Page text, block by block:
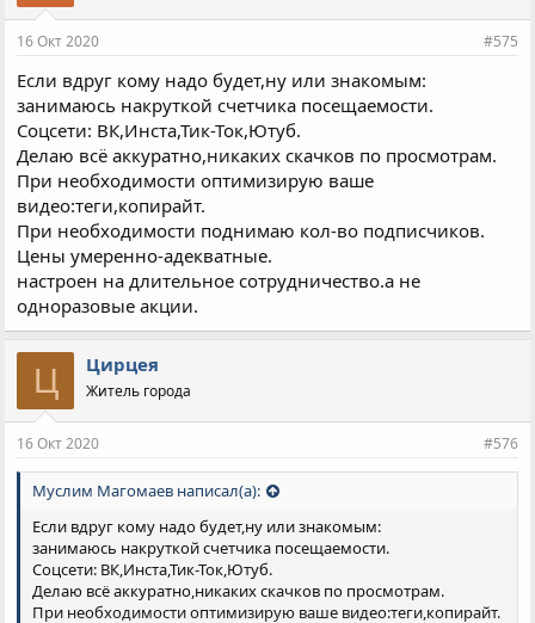
16 Окт 2020 #575
Если вдруг кому надо будет,ну или знакомым:
занимаюсь накруткой счетчика посещаемости.
Соцсети: ВК,Инста,Тик-Ток,Ютуб.
Делаю всё аккуратно,никаких скачков по просмотрам.
При необходимости оптимизирую ваше
видео:теги,копирайт.
При необходимости поднимаю кол-во подписчиков.
Цены умеренно-адекватные.
настроен на длительное сотрудничество.а не
одноразовые акции.
Ц Цирцея
Житель города
16 Окт 2020 #576
Муслим Магомаев написал(а):
Если вдруг кому надо будет,ну или знакомым:
занимаюсь накруткой счетчика посещаемости.
Соцсети: ВК,Инста,Тик-Ток,Ютуб.
Делаю всё аккуратно,никаких скачков по просмотрам.
При необходимости оптимизирую ваше видео:теги,копирайт.